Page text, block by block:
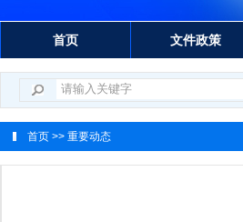
首页 文件政策
首页 >> 重要动态